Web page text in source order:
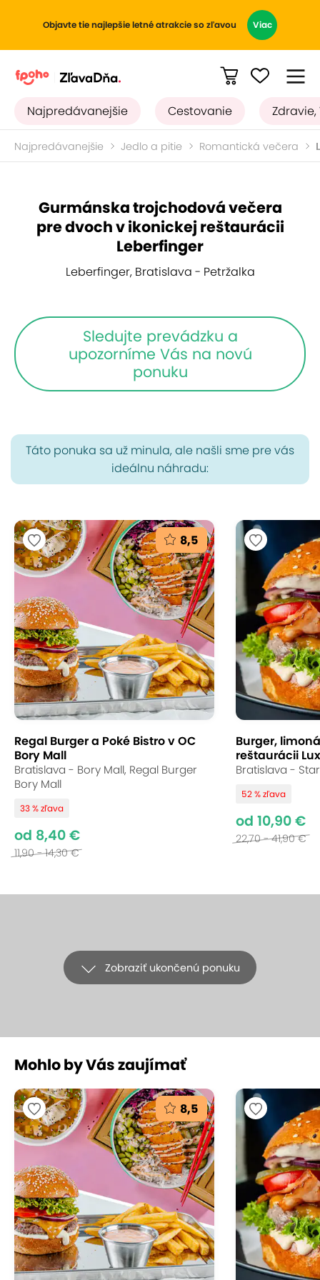
Objavte tie najlepšie letné atrakcie so zľavou Viac
Najpredávanejšie Cestovanie Zdravie,
Najpredávanejšie Jedlo a pitie Romantická večera
Gurmánska trojchodová večera
pre dvoch v ikonickej reštaurácii
Leberfinger
Leberfinger, Bratislava - Petržalka
Sledujte prevádzku a
upozorníme Vás na novú
ponuku
Táto ponuka sa už minula, ale našli sme pre vás
ideálnu náhradu:
8,5
Regal Burger a Poké Bistro v OC
Bory Mall
Bratislava - Bory Mall, Regal Burger
Bory Mall
33 % zľava
od 8,40 €
11,90 - 14,30 €
Burger,
reštaurácii
Bratislava -
52 % zľava
od 10,90 €
22,70 - 41,90 €
Zobraziť ukončenú ponuku
+15
Gurmánska trojchodová večera
pre dvoch v ikonickej reštaurácii
Leberfinger
Leberfinger, Bratislava - Petržalka (mapa)
9.2Vynikajúce hodnotenie
Doprajte si nezabudnuteľný večer plný chutí a
elegancie v jednej z najznámejších bratislavských
reštaurácií – Leberfinger. Čaká vás trojchodové
menu pre dvoch s prípitkom, ktoré spája slovenskú
Mohlo by Vás zaujímať
8,5